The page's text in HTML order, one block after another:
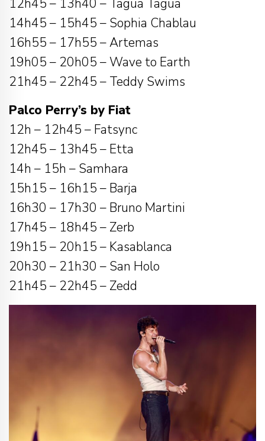
12h45 – 13h40 – Tagua Tagua
14h45 – 15h45 – Sophia Chablau
16h55 – 17h55 – Artemas
19h05 – 20h05 – Wave to Earth
21h45 – 22h45 – Teddy Swims
Palco Perry’s by Fiat
12h – 12h45 – Fatsync
12h45 – 13h45 – Etta
14h – 15h – Samhara
15h15 – 16h15 – Barja
16h30 – 17h30 – Bruno Martini
17h45 – 18h45 – Zerb
19h15 – 20h15 – Kasablanca
20h30 – 21h30 – San Holo
21h45 – 22h45 – Zedd